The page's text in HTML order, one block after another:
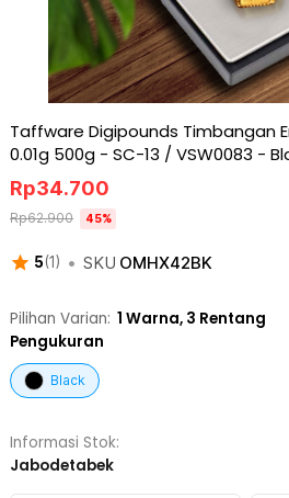
Taffware Digipounds Timbangan
0.01g 500g - SC-13 / VSW0083 -
5(1 ) • SKU OMHX42BK
Rp34.700
Rp62.900 45%
Pilihan Varian: 1 Warna, 3 Rentang
Pengukuran
Black
Informasi Stok:
Jabodetabek